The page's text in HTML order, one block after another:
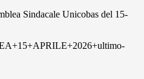
Sindacale Unicobas del 15-